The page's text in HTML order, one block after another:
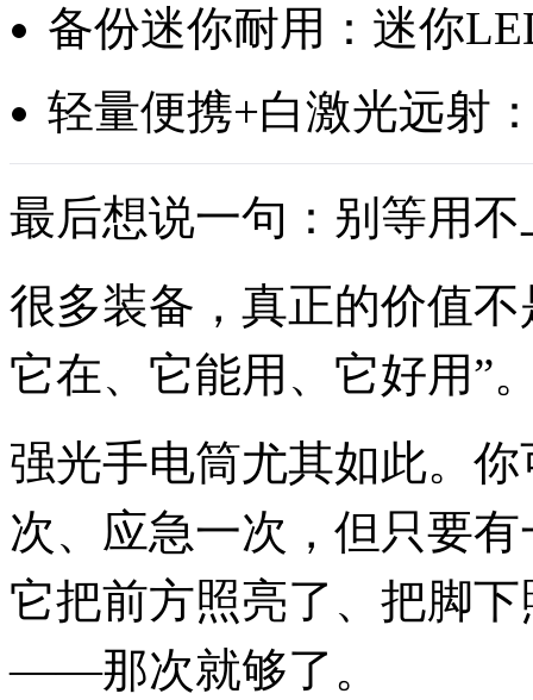
备份迷你耐用：迷你
轻量便携+白激光远射
最后想说一句：别等用不
很多装备，真正的价值
它在、它能用、它好用”
强光手电筒尤其如此。
次、应急一次，但只要
它把前方照亮了、把脚
——那次就够了。